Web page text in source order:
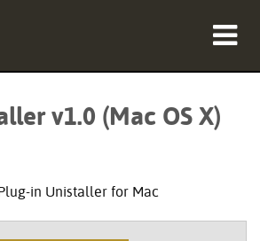
v1.0 (Mac OS X)
in Unistaller for Mac